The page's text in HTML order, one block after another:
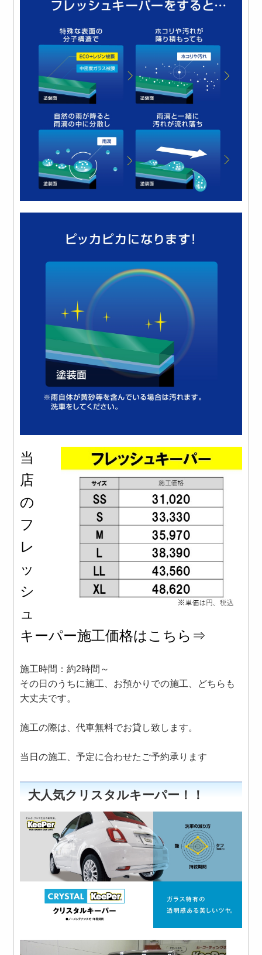
当
店
の
フ
レ
ッ
シ
ュ
キーパー施工価格はこちら⇒
施工時間：約2時間～
その日のうちに施工、お預かりでの施工、どちらも
大丈夫です。
施工の際は、代車無料でお貸し致します。
当日の施工、予定に合わせたご予約承ります
大人気クリスタルキーパー！！